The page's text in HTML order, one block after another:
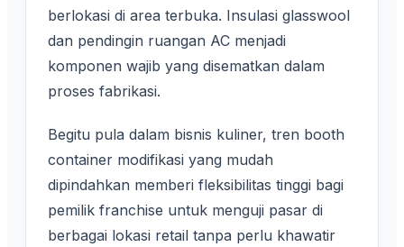
berlokasi di area terbuka. Insulasi glasswool
dan pendingin ruangan AC menjadi
komponen wajib yang disematkan dalam
proses fabrikasi.
Begitu pula dalam bisnis kuliner, tren booth
container modifikasi yang mudah
dipindahkan memberi fleksibilitas tinggi bagi
pemilik franchise untuk menguji pasar di
berbagai lokasi retail tanpa perlu khawatir